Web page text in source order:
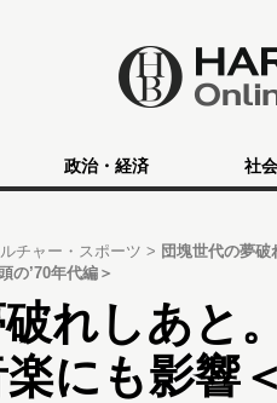
政治・経済 社会
チャー・スポーツ
団塊世代の夢
’70年代編＞
れしあと
にも影響